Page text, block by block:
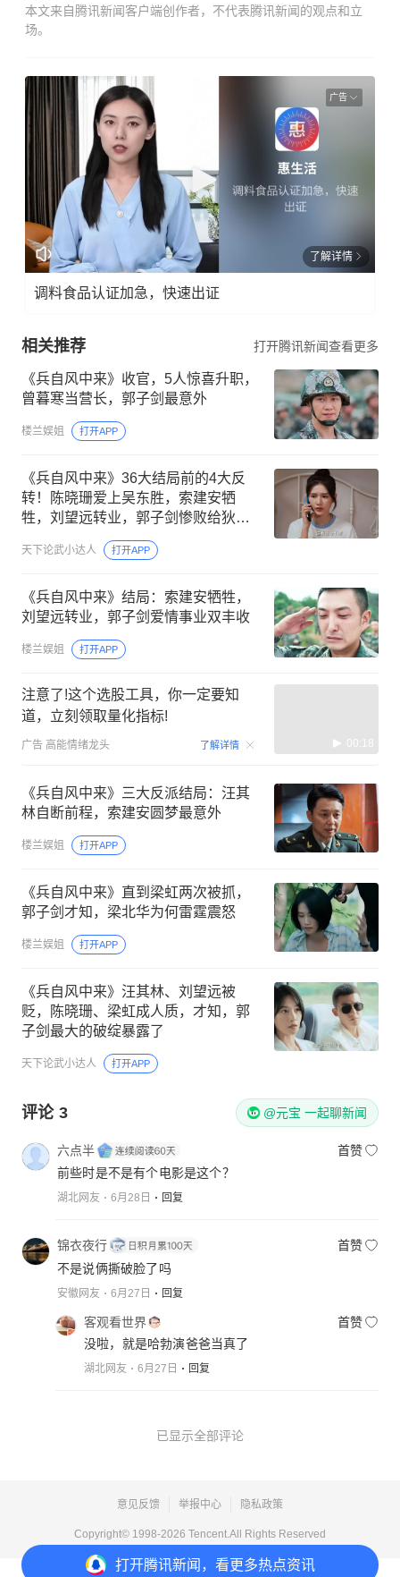
本文来自腾讯新闻客户端创作者，不代表腾讯新闻的观点和立
场。
打开腾讯新闻，看更多热点资讯
广告
了解详情
调料食品认证加急，快速出证
相关推荐 打开腾讯新闻查看更多
《兵自风中来》收官，5人惊喜升职，
曾暮寒当营长，郭子剑最意外
楼兰娱姐 打开APP
《兵自风中来》36大结局前的4大反
转！陈晓珊爱上吴东胜，索建安牺
牲，刘望远转业，郭子剑惨败给狄云
天下论武小达人 打开APP
《兵自风中来》结局：索建安牺牲，
刘望远转业，郭子剑爱情事业双丰收
楼兰娱姐 打开APP
注意了!这个选股工具，你一定要知
道，立刻领取量化指标!
广告 高能情绪龙头 了解详情 00:18
《兵自风中来》三大反派结局：汪其
林自断前程，索建安圆梦最意外
楼兰娱姐 打开APP
《兵自风中来》直到梁虹两次被抓，
郭子剑才知，梁北华为何雷霆震怒
楼兰娱姐 打开APP
《兵自风中来》汪其林、刘望远被
贬，陈晓珊、梁虹成人质，才知，郭
子剑最大的破绽暴露了
天下论武小达人 打开APP
评论 3 @元宝 一起聊新闻
六点半
首赞
前些时是不是有个电影是这个？
湖北网友 6月28日 回复
锦衣夜行
首赞
不是说俩撕破脸了吗
安徽网友 6月27日 回复
客观看世界
首赞
没啦，就是哈勃演爸爸当真了
湖北网友 6月27日 回复
已显示全部评论
意见反馈 举报中心 隐私政策
Copyright© 1998-2026 Tencent.All Rights Reserved